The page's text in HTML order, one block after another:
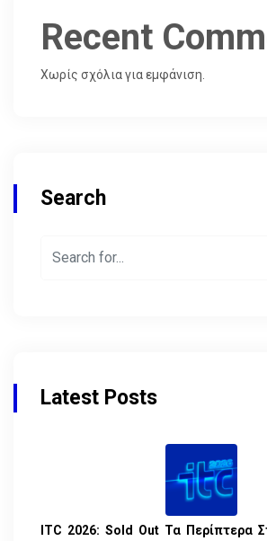
Recent
Χωρίς σχόλια για εμφάνιση.
Search
Latest Posts
ITC 2026: Sold Out Τα Περίπτερα